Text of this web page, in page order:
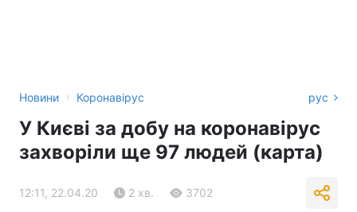
Новини › Коронавірус рус
У Києві за добу на коронавірус
захворіли ще 97 людей (карта)
12:11, 22.04.20 2 хв. 3702